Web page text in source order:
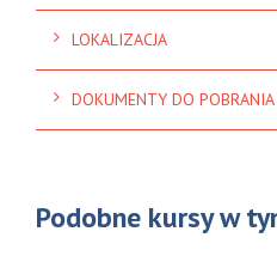
LOKALIZACJA
DOKUMENTY DO POBRANIA
Podobne kursy w